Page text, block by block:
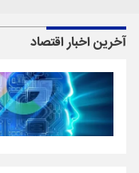
آخرین اخبار اقتصاد